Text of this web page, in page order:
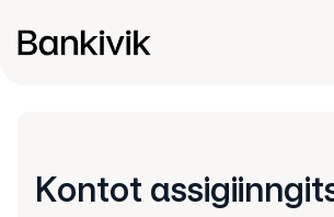
Kontot